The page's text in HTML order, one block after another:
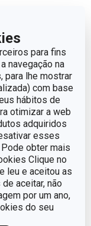
para fins
navegação na
para lhe mostrar
com base
hábitos de
otimizar a web
adquiridos
esses
obter mais
Clique no
leu e aceitou as
aceitar, não
por um ano,
do seu
de forno com